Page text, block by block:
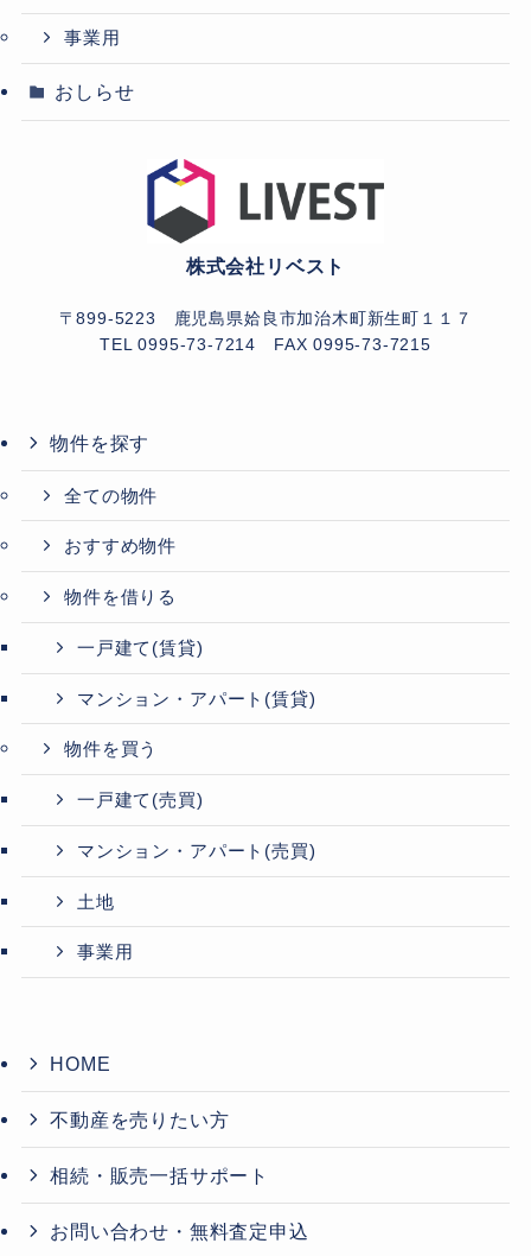
事業用
おしらせ
株式会社リベスト
〒899-5223 鹿児島県姶良市加治木町新生町１１７
TEL 0995-73-7214 FAX 0995-73-7215
物件を探す
全ての物件
おすすめ物件
物件を借りる
一戸建て(賃貸)
マンション・アパート(賃貸)
物件を買う
一戸建て(売買)
マンション・アパート(売買)
土地
事業用
HOME
不動産を売りたい方
相続・販売一括サポート
お問い合わせ・無料査定申込